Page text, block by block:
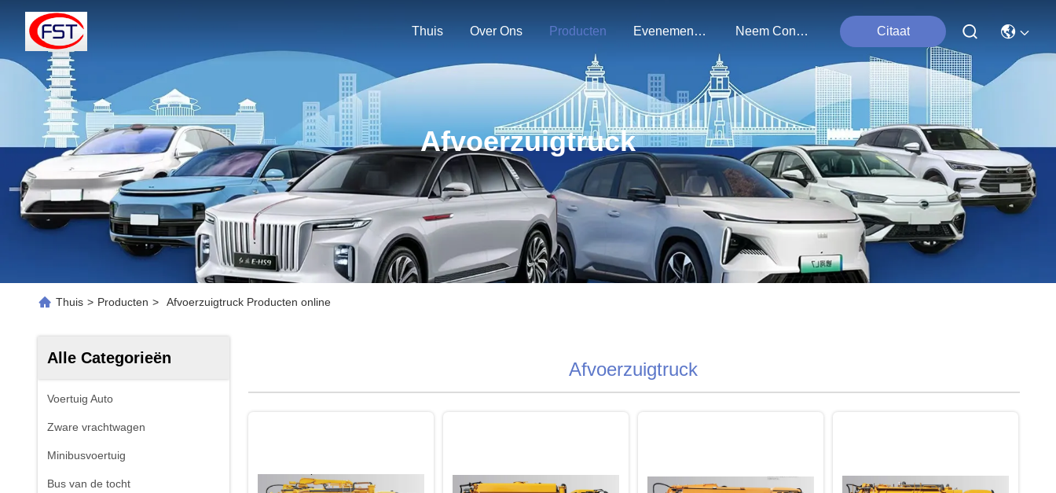
Thuis Over Ons Producten Evenementen Neem Contact Met Ons Op Citaat
Afvoerzuigtruck
Thuis > Producten > Afvoerzuigtruck Producten online
Alle Categorieën
Voertuig Auto
Zware vrachtwagen
Minibusvoertuig
Bus van de tocht
Afvoerzuigtruck